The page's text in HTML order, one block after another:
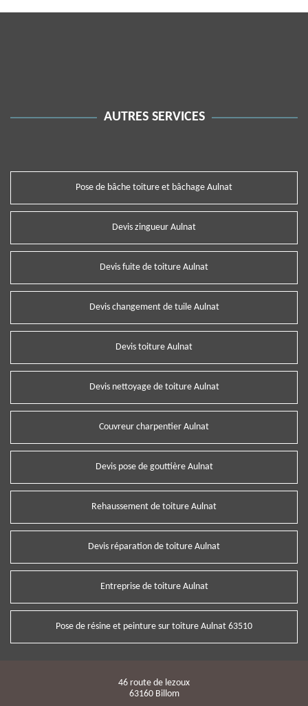
AUTRES SERVICES
Pose de bâche toiture et bâchage Aulnat
Devis zingueur Aulnat
Devis fuite de toiture Aulnat
Devis changement de tuile Aulnat
Devis toiture Aulnat
Devis nettoyage de toiture Aulnat
Couvreur charpentier Aulnat
Devis pose de gouttière Aulnat
Rehaussement de toiture Aulnat
Devis réparation de toiture Aulnat
Entreprise de toiture Aulnat
Pose de résine et peinture sur toiture Aulnat 63510
46 route de lezoux
63160 Billom